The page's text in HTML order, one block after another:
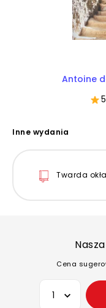
Antoine
Inne wydania
Twarda
Cena
Wybierz opcję